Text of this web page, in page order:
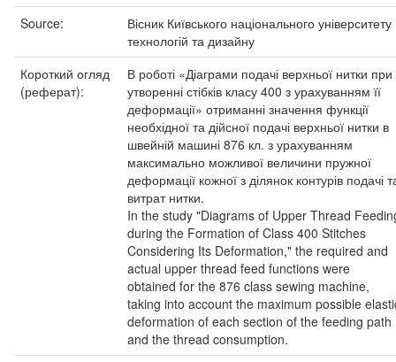
Source:
Вісник Київського національного університету
технологій та дизайну
Короткий огляд
(реферат):
В роботі «Діаграми подачі верхньої нитки при
утворенні стібків класу 400 з урахуванням її
деформації» отриманні значення функції
необхідної та дійсної подачі верхньої нитки в
швейній машині 876 кл. з урахуванням
максимально можливої величини пружної
деформації кожної з ділянок контурів подачі
витрат нитки.
In the study "Diagrams of Upper Thread
during the Formation of Class 400 Stitches
Considering Its Deformation," the required and
actual upper thread feed functions were
obtained for the 876 class sewing machine,
taking into account the maximum possible
deformation of each section of the feeding path
and the thread consumption.